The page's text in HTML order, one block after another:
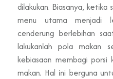
dilakukan. Biasanya, ketika
menu utama menjadi
cenderung berlebihan
lakukanlah pola makan
kebiasaan membagi
makan. Hal ini berguna